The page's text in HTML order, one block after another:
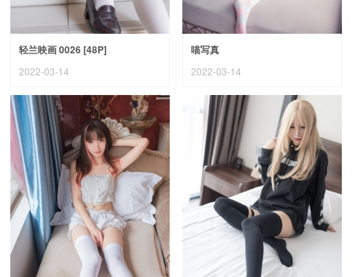
轻兰映画 0026 [48P]
2022-03-14
喵写真
2022-03-14